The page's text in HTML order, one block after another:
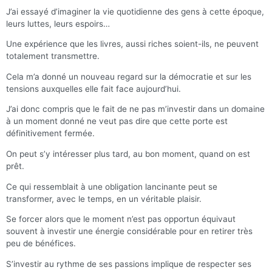
J’ai essayé d’imaginer la vie quotidienne des gens à cette époque,
leurs luttes, leurs espoirs…
Une expérience que les livres, aussi riches soient-ils, ne peuvent
totalement transmettre.
Cela m’a donné un nouveau regard sur la démocratie et sur les
tensions auxquelles elle fait face aujourd’hui.
J’ai donc compris que le fait de ne pas m’investir dans un domaine
à un moment donné ne veut pas dire que cette porte est
définitivement fermée.
On peut s’y intéresser plus tard, au bon moment, quand on est
prêt.
Ce qui ressemblait à une obligation lancinante peut se
transformer, avec le temps, en un véritable plaisir.
Se forcer alors que le moment n’est pas opportun équivaut
souvent à investir une énergie considérable pour en retirer très
peu de bénéfices.
S’investir au rythme de ses passions implique de respecter ses